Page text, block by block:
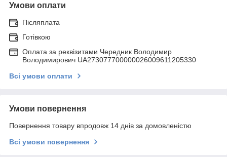
Умови оплати
Післяплата
Готівкою
Оплата за реквізитами Чередник Володимир
Володимирович UA273077700000026009611205330
Всі умови оплати
Умови повернення
Повернення товару впродовж 14 днів за домовленістю
Всі умови повернення